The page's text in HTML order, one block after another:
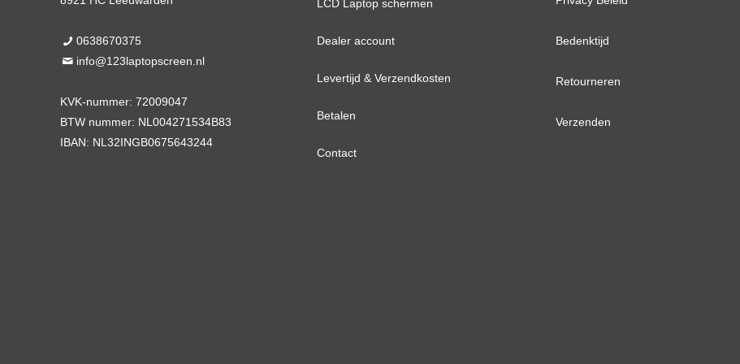
0638670375
info@123laptopscreen.nl
KVK-nummer: 72009047
BTW nummer: NL004271534B83
IBAN: NL32INGB0675643244
LCD Laptop schermen
13,3 inch
14,0 inch
15,6 inch
17,3 inch
Dealer account
Levertijd & Verzendkosten
Betalen
Contact
Bedenktijd
Retourneren
Verzenden